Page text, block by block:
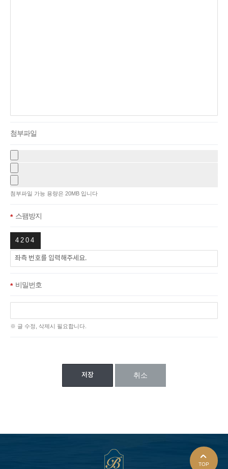
첨부파일
첨부파일 가능 용량은 20MB 입니다
필수항목
스팸방지
4204
필수항목
비밀번호
※ 글 수정, 삭제시 필요합니다.
취소
TOP